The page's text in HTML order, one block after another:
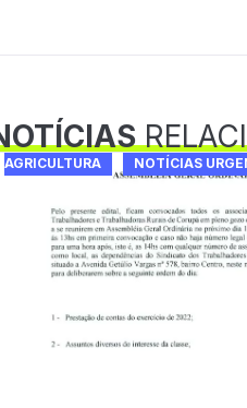
AGRICULTURA NOTÍCIAS